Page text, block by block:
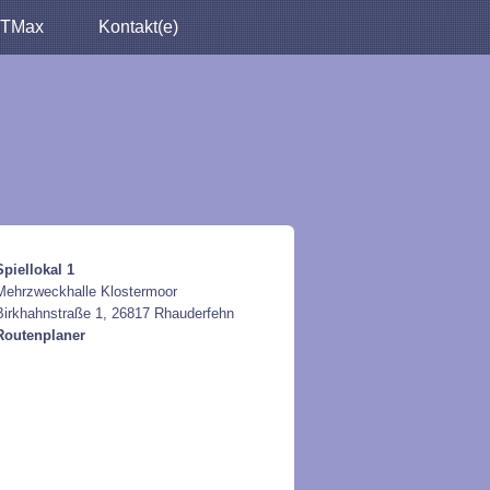
Kontakt(e)
1
Klostermoor
1, 26817 Rhauderfehn